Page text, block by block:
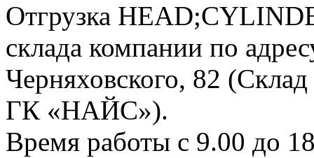
Отгрузка
склада компании по
Черняховского, 82
ГК «НАЙС»).
Время работы с 9.00 до